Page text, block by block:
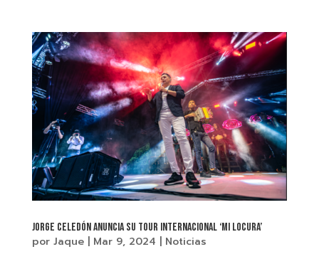
Jorge Celedón anuncia su tour internacional ‘Mi Locura’
por Jaque| Mar 9, 2024 | Noticias